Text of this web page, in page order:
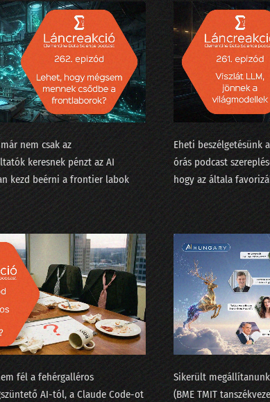
223 -
222 -
221 -
220 -
219 - Az év
218 -
216 - A
215 -
214 -
213 -
212 - Miért
210 -
nem csak az
keresnek pénzt az AI
kezd beérni a frontier labok
Eheti beszélgetésünk
órás ⁠podcast
hogy az általa
fél a fehérgalléros
AI-tól⁠, a Claude Code-ot
Sikerült
(BME TMIT